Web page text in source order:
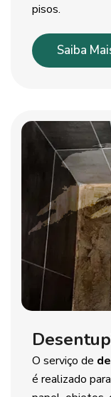
pisos.
Saiba
O serviço de
é realizado